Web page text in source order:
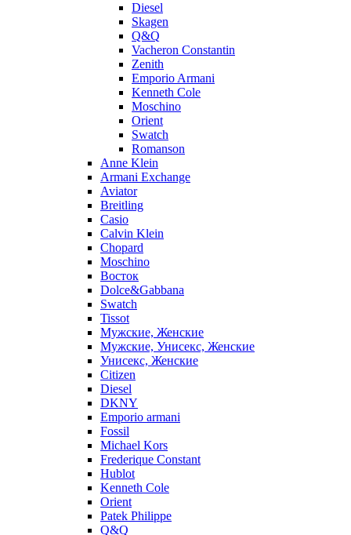
Diesel
Skagen
Q&Q
Vacheron Constantin
Zenith
Emporio Armani
Kenneth Cole
Moschino
Orient
Swatch
Romanson
Anne Klein
Armani Exchange
Aviator
Breitling
Casio
Calvin Klein
Chopard
Moschino
Восток
Dolce&Gabbana
Swatch
Tissot
Мужские, Женские
Мужские, Унисекс, Женские
Унисекс, Женские
Citizen
Diesel
DKNY
Emporio armani
Fossil
Michael Kors
Frederique Constant
Hublot
Kenneth Cole
Orient
Patek Philippe
Q&Q